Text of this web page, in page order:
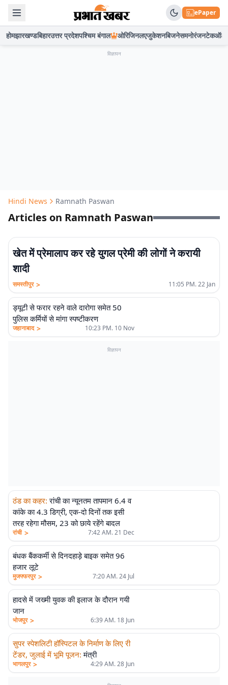
ePaper
होमझारखण्डबिहारउत्तर प्रदेशपश्चिम बंगाल ओरिजिनलएजुकेशनबिजनेसमनोरंजनटेकऑटो
विज्ञापन
Hindi News Ramnath Paswan
Articles on Ramnath Paswan
खेत में प्रेमालाप कर रहे युगल प्रेमी की लोगों ने करायी
शादी
समस्तीपुर > 11:05 PM. 22 Jan
ड्यूटी से फरार रहने वाले दारोगा समेत 50
पुलिस कर्मियों से मांगा स्पष्टीकरण
जहानाबाद > 10:23 PM. 10 Nov
विज्ञापन
ठंड का कहर: रांची का न्यूनतम तापमान 6.4 व
कांके का 4.3 डिग्री, एक-दो दिनों तक इसी
तरह रहेगा मौसम, 23 को छाये रहेंगे बादल
रांची > 7:42 AM. 21 Dec
बंधक बैंककर्मी से दिनदहाड़े बाइक समेत 96
हजार लूटे
मुजफ्फरपुर > 7:20 AM. 24 Jul
हादसे में जख्मी युवक की इलाज के दौरान गयी
जान
भोजपुर > 6:39 AM. 18 Jun
सुपर स्पेशलिटी हॉस्पिटल के निर्माण के लिए री
टेंडर, जुलाई में भूमि पूजन: मंत्री
भागलपुर > 4:29 AM. 28 Jun